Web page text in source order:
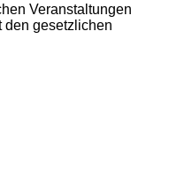
2Veranstaltungen
den gesetzlichen